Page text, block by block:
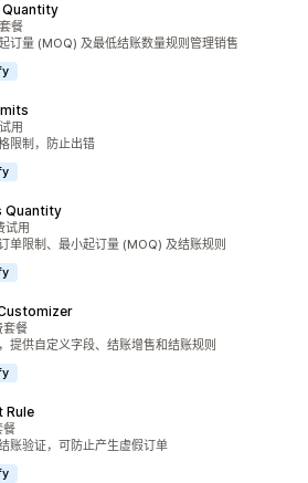
餐
订量 (MOQ) 及最低结账数量规则管理销售
用
限制，防止出错
Quantity
试用
单限制、最小起订量 (MOQ) 及结账规则
套餐
提供自定义字段、结账增售和结账规则
Rule
餐
账验证，可防止产生虚假订单